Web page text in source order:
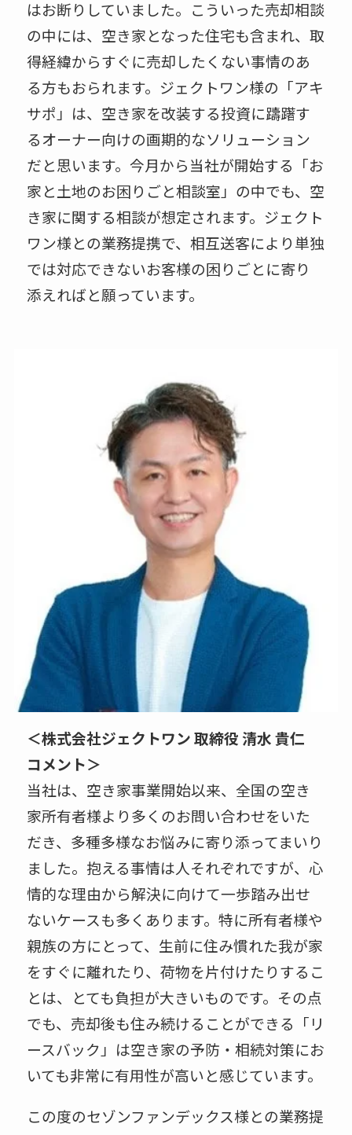
はお断りしていました。こういった売却相談
の中には、空き家となった住宅も含まれ、取
得経緯からすぐに売却したくない事情のあ
る方もおられます。ジェクトワン様の「アキ
サポ」は、空き家を改装する投資に躊躇す
るオーナー向けの画期的なソリューション
だと思います。今月から当社が開始する「お
家と土地のお困りごと相談室」の中でも、空
き家に関する相談が想定されます。ジェクト
ワン様との業務提携で、相互送客により単独
では対応できないお客様の困りごとに寄り
添えればと願っています。
＜株式会社ジェクトワン 取締役 清水 貴仁
コメント＞
当社は、空き家事業開始以来、全国の空き
家所有者様より多くのお問い合わせをいた
だき、多種多様なお悩みに寄り添ってまいり
ました。抱える事情は人それぞれですが、心
情的な理由から解決に向けて一歩踏み出せ
ないケースも多くあります。特に所有者様や
親族の方にとって、生前に住み慣れた我が家
をすぐに離れたり、荷物を片付けたりするこ
とは、とても負担が大きいものです。その点
でも、売却後も住み続けることができる「リ
ースバック」は空き家の予防・相続対策にお
いても非常に有用性が高いと感じています。
この度のセゾンファンデックス様との業務提